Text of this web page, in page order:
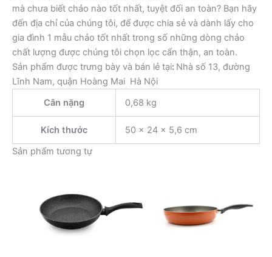
mà chưa biết chảo nào tốt nhất, tuyệt đối an toàn? Bạn hãy
đến địa chỉ của chúng tôi, để được chia sẻ và dành lấy cho
gia đình 1 mẫu chảo tốt nhất trong số những dòng chảo
chất lượng được chúng tôi chọn lọc cẩn thận, an toàn.
Sản phẩm được trưng bày và bán lẻ tại: Nhà số 13, đường
Lĩnh Nam, quận Hoàng Mai Hà Nội
Cân nặng
0,68 kg
Kích thước
50 × 24 × 5,6 cm
Sản phẩm tương tự